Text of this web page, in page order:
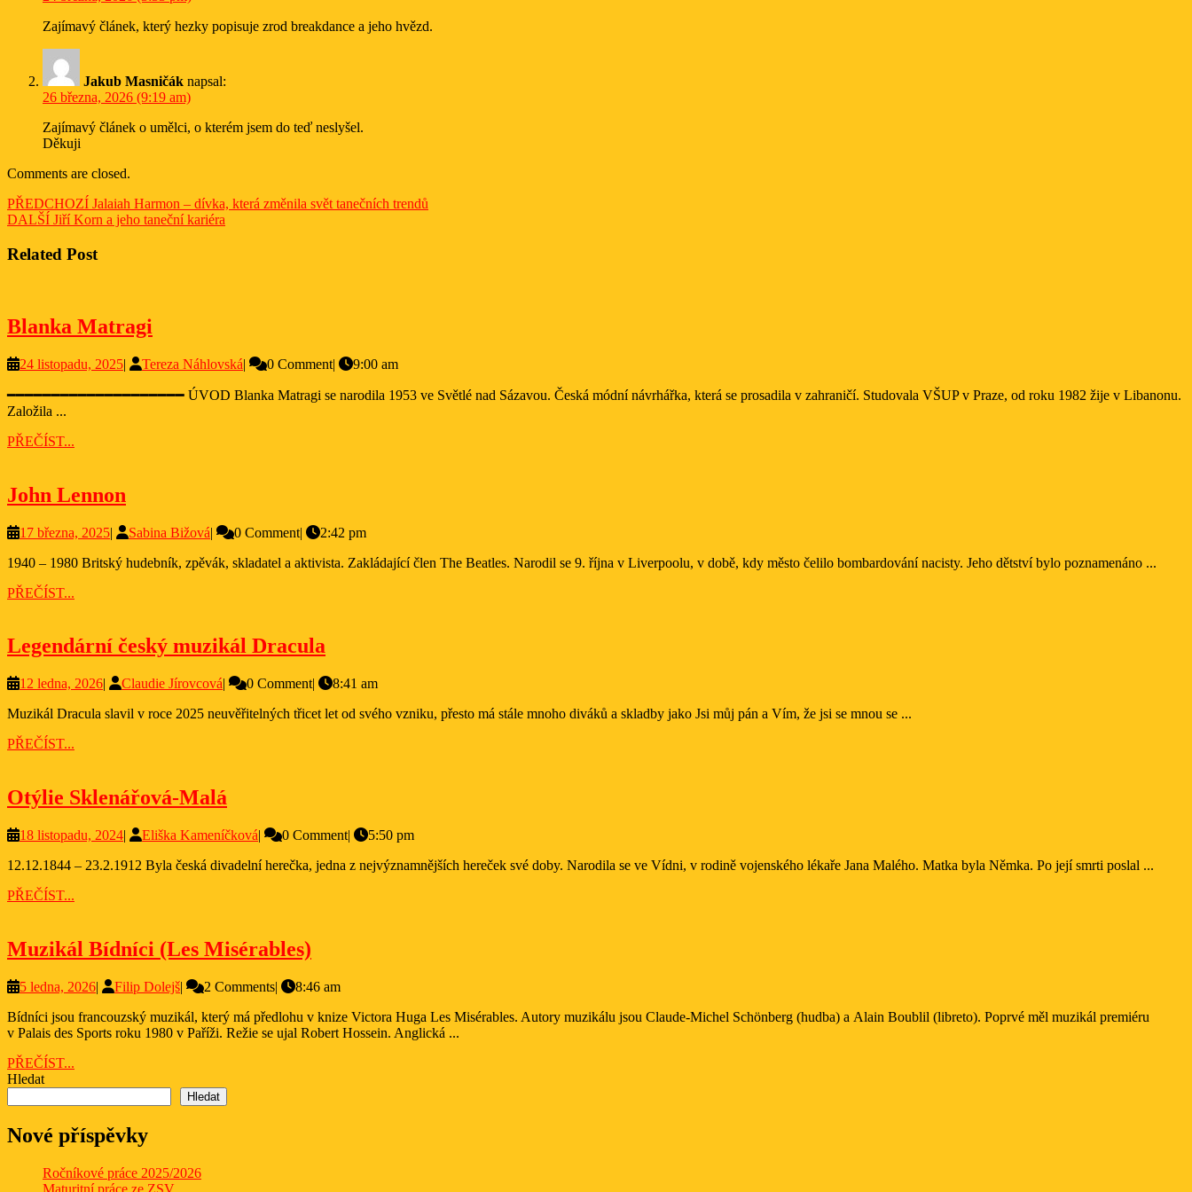
Zajímavý článek, který hezky popisuje zrod breakdance a jeho hvězd.
Jakub Masničák napsal:
26 března, 2026 (9:19 am)
Zajímavý článek o umělci, o kterém jsem do teď neslyšel.
Děkuji
Comments are closed.
Navigace
pro
příspěvek
PŘEDCHOZÍ Previous
post:
Jalaiah Harmon – dívka, která změnila svět tanečních trendů
DALŠÍ Next
Jiří Korn a jeho taneční kariéra
Related Post
Blanka Matragi
24 listopadu, 202524
2025
| Tereza NáhlovskáTereza
| 0 Comment| 9:00 am
━━━━━━━━━━━━━━━━━━━━ ÚVOD Blanka Matragi se narodila 1953 ve Světlé nad Sázavou. Česká módní návrhářka, která se prosadila v zahraničí. Studovala VŠUP v Praze, od roku 1982 žije v Libanonu.
Založila ...
PŘEČÍST...
John Lennon
17 března, 202517
2025
| Sabina BižováSabina
| 0 Comment|
2:42 pm
1940 – 1980 Britský hudebník, zpěvák, skladatel a aktivista. Zakládající člen The Beatles. Narodil se 9. října v Liverpoolu, v době, kdy město čelilo bombardování nacisty. Jeho dětství bylo poznamenáno ...
PŘEČÍST...
Legendární český muzikál Dracula
muzikál
Dracula
12 ledna, 202612
2026
| Claudie JírovcováClaudie
| 0 Comment|
8:41 am
Muzikál Dracula slavil v roce 2025 neuvěřitelných třicet let od svého vzniku, přesto má stále mnoho diváků a skladby jako Jsi můj pán a Vím, že jsi se mnou se ...
PŘEČÍST...
Otýlie Sklenářová-Malá
Malá
18 listopadu, 202418
2024
| Eliška KameníčkováEliška
| 0 Comment|
5:50 pm
12.12.1844 – 23.2.1912 Byla česká divadelní herečka, jedna z nejvýznamnějších hereček své doby. Narodila se ve Vídni, v rodině vojenského lékaře Jana Malého. Matka byla Němka. Po její smrti poslal ...
PŘEČÍST...
Muzikál Bídníci (Les Misérables)
(Les
Misérables)
5 ledna, 20265
2026
| Filip DolejšFilip
| 2 Comments|
8:46 am
Bídníci jsou francouzský muzikál, který má předlohu v knize Victora Huga Les Misérables. Autory muzikálu jsou Claude-Michel Schönberg (hudba) a Alain Boublil (libreto). Poprvé měl muzikál premiéru
v Palais des Sports roku 1980 v Paříži. Režie se ujal Robert Hossein. Anglická ...
PŘEČÍST...
Hledat
Hledat
Nové příspěvky
Ročníkové práce 2025/2026
Maturitní práce ze ZSV